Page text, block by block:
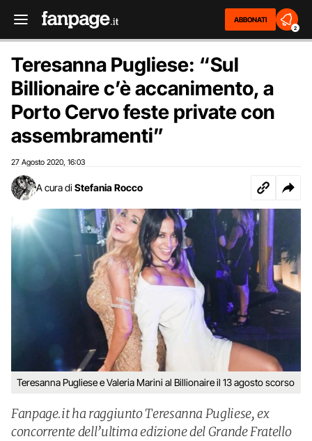
ABBONATI
2
Teresanna Pugliese: “Sul
Billionaire c’è accanimento, a
Porto Cervo feste private con
assembramenti”
27 Agosto 2020 16:03
A cura di Stefania Rocco
Teresanna Pugliese e Valeria Marini al Billionaire il 13 agosto scorso
Fanpage.it ha raggiunto Teresanna Pugliese, ex
concorrente dell’ultima edizione del Grande Fratello